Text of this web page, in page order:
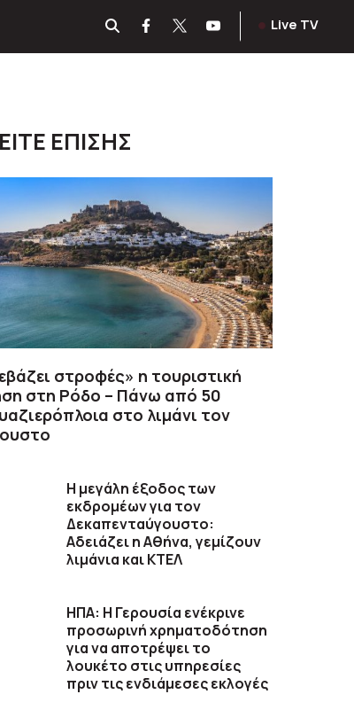
Live TV
ΕΠΙΣΗΣ
στροφές» η τουριστική
στη Ρόδο – Πάνω από 50
στο λιμάνι τον
Η μεγάλη έξοδος των
εκδρομέων για τον
Δεκαπενταύγουστο:
Αδειάζει η Αθήνα, γεμίζουν
λιμάνια και ΚΤΕΛ
ΗΠΑ: Η Γερουσία ενέκρινε
προσωρινή χρηματοδότηση
για να αποτρέψει το
λουκέτο στις υπηρεσίες
πριν τις ενδιάμεσες εκλογές